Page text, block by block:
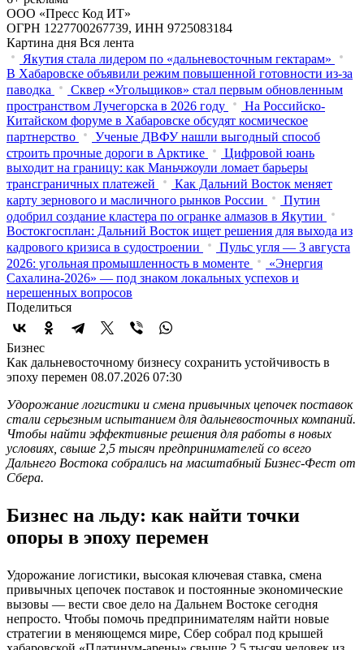
ООО «Пресс Код ИТ»
ОГРН 1227700267739, ИНН 9725083184
Картина дня Вся лента
Якутия стала лидером по «дальневосточным гектарам»
В Хабаровске объявили режим повышенной готовности из‑за
паводка
Сквер «Угольщиков» стал первым обновленным
пространством Лучегорска в 2026 году
На Российско-
Китайском форуме в Хабаровске обсудят космическое
партнерство
Ученые ДВФУ нашли выгодный способ
строить прочные дороги в Арктике
Цифровой юань
выходит на границу: как Маньчжоули ломает барьеры
трансграничных платежей
Как Дальний Восток меняет
карту зернового и масличного рынков России
Путин
одобрил создание кластера по огранке алмазов в Якутии
Востокгосплан: Дальний Восток ищет решения для выхода из
кадрового кризиса в судостроении
Пульс угля — 3 августа
2026: угольная промышленность в моменте
«Энергия
Сахалина-2026» — под знаком локальных успехов и
нерешенных вопросов
Поделиться
Бизнес
Как дальневосточному бизнесу сохранить устойчивость в
эпоху перемен 08.07.2026 07:30
Удорожание логистики и смена привычных цепочек поставок
стали серьезным испытанием для дальневосточных компаний.
Чтобы найти эффективные решения для работы в новых
условиях, свыше 2,5 тысяч предпринимателей со всего
Дальнего Востока собрались на масштабный Бизнес-Фест от
Сбера.
Бизнес на льду: как найти точки
опоры в эпоху перемен
Удорожание логистики, высокая ключевая ставка, смена
привычных цепочек поставок и постоянные экономические
вызовы — вести свое дело на Дальнем Востоке сегодня
непросто. Чтобы помочь предпринимателям найти новые
стратегии в меняющемся мире, Сбер собрал под крышей